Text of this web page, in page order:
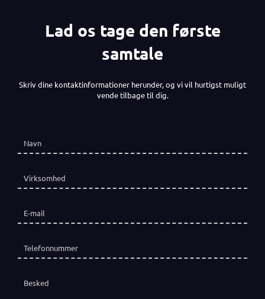
Lad os tage den første
samtale
Skriv dine kontaktinformationer herunder, og vi vil hurtigst muligt
vende tilbage til dig.
Navn
Virksomhed
E-mail
Telefon*
(påkrævet)
Besked